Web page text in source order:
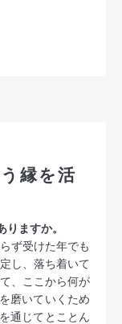
縁を活
ますか。
ず受けた年でも
し、落ち着いて
、ここから何が
磨いていくため
通じてとことん